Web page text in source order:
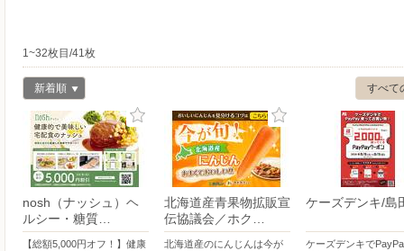
1~32枚目/41枚
すべて
新着順
nosh（ナッシュ）ヘ
ルシー・糖質…
【総額5,000円オフ！】健康
北海道産青果物拡販宣
伝協議会／ホク…
北海道産のにんじんは今が
ケーズデンキ/島
ケーズデンキで